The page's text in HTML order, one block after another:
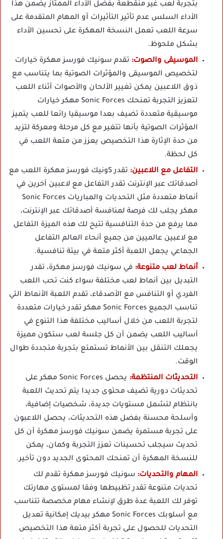
بتجربة لعب غير منقطعة بفضل الأداء الممتاز يضمن هذا
الأداء السلس عدم تأثير التأثيرات أو المهام المتقدمة على
سرعة اللعب تعمل النسخة المهكرة على تحسين الأداء
بشكل ملحوظ.
الموسيقى والصوت: تقدم سونيك فورسز مهكرة خيارات
لتخصيص الموسيقى والمؤثرات الصوتية بما يتناسب مع
ذوق اللاعبين يمكن تغيير الألحان والأصوات أثناء اللعب
لتعزيز التجربة تمنحك Sonic Forces مهكر خيارات
موسيقية متعددة تضيف بعدا موسيقيا رائعا للعب يتميز
المؤثرات الصوتية بأنها تتغير مع كل مرحلة ومعركة لتزيد
من حدة الإثارة هذا التخصيص يعزز من متعة اللعب في
كل لحظة.
التفاعل مع اللاعبين:
تقدر Sونيك فورسز مهكرة اللعب مع
أصدقائك عبر الإنترنت تقدر التفاعل مع لاعبين آخرين في
أنماط متعددة مثل التحديات والمباريات Sonic Forces
مهكر يجلب لك فرصة لمنافسة أصدقائك عبر الإنترنت،
مما يرفع من حدة التنافسية تتيح لك هذه الميزة التفاعل
مع لاعبين عالميين من جميع أنحاء العالم التفاعل
الجماعي يجعل اللعبة أكثر متعة في بيئة تنافسية.
أنماط لعب متنوعة: في سونيك فورسز مهكرة، تقدر
التبديل بين أنماط لعب مختلفة سواء كنت تحب اللعب
الفردي أو التنافس مع الأصدقاء، تقدم اللعبة الأنماط التي
تناسب الجميع Sonic Forces مهكر تقدر خيارات متعددة
لتجربة اللعب من خلال أساليب مختلفة هذا التنوع في
أساليب اللعب يضمن أن كل جلسة لعب ستكون مميزة
يجعلك التنقل بين الأنماط تستمتع بتجربة متجددة طوال
الوقت.
التحديثات المنتظمة:
يحصل Sonic Forces مهكر على
تحديثات دورية تضيف محتوى جديدا يتم تحديث اللعبة
بانتظام لتشمل مستويات جديدة، شخصيات إضافية،
وأسلحة محسنة بفضل هذه التحديثات، يحصل اللاعبون
على تجربة مستمرة يضمن سونيك فورسز مهكرة أن كل
تحديث سيجلب تحسينات تعزز التجربة وكمان، يمكن
للنسخة المهكرة أن تمنحك المحتوى الجديد دون تأخير.
المهام والتحديات: سونيك فورسز مهكرة تقدم لك
تحديات متنوعة تقدر تظبيطها وفقا لمستوى مهارتك
توفر لك اللعبة عدة طرق لإنشاء مهام مخصصة تتناسب
مع أسلوبك Sonic Forces مهكر بيديك إمكانية تعديل
التحديات للحصول على تجربة أكثر متعة هذا التخصيص